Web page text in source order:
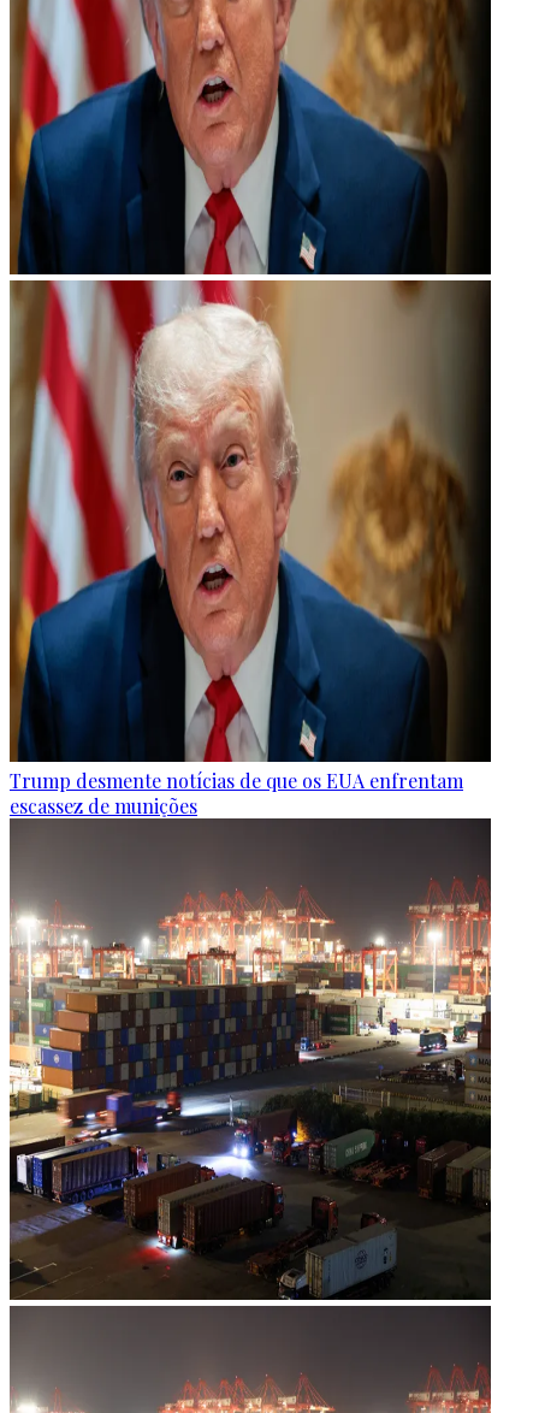
Trump desmente notícias de que os EUA enfrentam
escassez de munições